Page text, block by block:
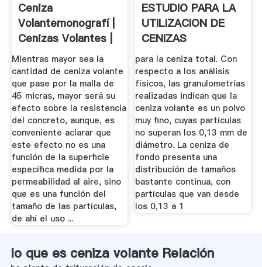
Ceniza
Volantemonografí |
Cenizas Volantes |
Hormigón
Mientras mayor sea la
cantidad de ceniza volante
que pase por la malla de
45 micras, mayor será su
efecto sobre la resistencia
del concreto, aunque, es
conveniente aclarar que
este efecto no es una
función de la superficie
específica medida por la
permeabilidad al aire, sino
que es una función del
tamaño de las partículas,
de ahí el uso ...
ESTUDIO PARA LA
UTILIZACION DE
CENIZAS
PROVENIENTES .
para la ceniza total. Con
respecto a los análisis
físicos, las granulometrías
realizadas indican que la
ceniza volante es un polvo
muy fino, cuyas partículas
no superan los 0,13 mm de
diámetro. La ceniza de
fondo presenta una
distribución de tamaños
bastante continua, con
partículas que van desde
los 0,13 a 1
lo que es ceniza volante Relación